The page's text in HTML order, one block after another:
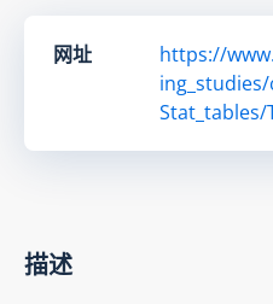
网址
https://
Stat_tables/
描述